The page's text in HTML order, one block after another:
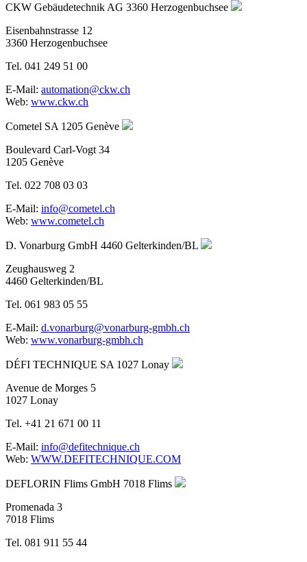
CKW Gebäudetechnik AG 3360 Herzogenbuchsee
Eisenbahnstrasse 12
3360 Herzogenbuchsee
Tel. 041 249 51 00
E-Mail: automation@ckw.ch
Web: www.ckw.ch
Cometel SA 1205 Genève
Boulevard Carl-Vogt 34
1205 Genève
Tel. 022 708 03 03
E-Mail: info@cometel.ch
Web: www.cometel.ch
D. Vonarburg GmbH 4460 Gelterkinden/BL
Zeughausweg 2
4460 Gelterkinden/BL
Tel. 061 983 05 55
E-Mail: d.vonarburg@vonarburg-gmbh.ch
Web: www.vonarburg-gmbh.ch
DÉFI TECHNIQUE SA 1027 Lonay
Avenue de Morges 5
1027 Lonay
Tel. +41 21 671 00 11
E-Mail: info@defitechnique.ch
Web: WWW.DEFITECHNIQUE.COM
DEFLORIN Flims GmbH 7018 Flims
Promenada 3
7018 Flims
Tel. 081 911 55 44